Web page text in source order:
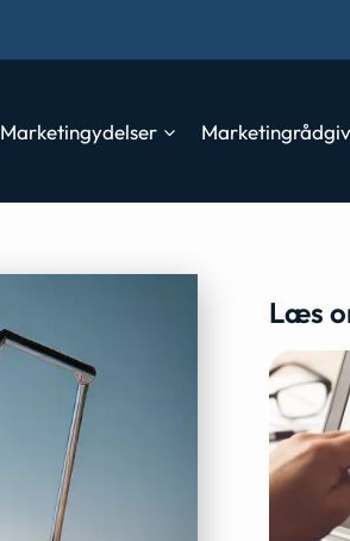
Marketingydelser
Læs